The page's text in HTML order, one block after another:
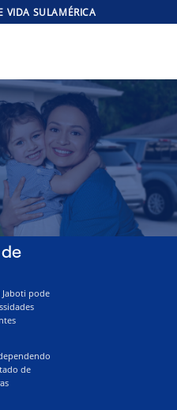
VIDA SULAMÉRICA
pode
de